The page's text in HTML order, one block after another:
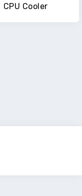
CPU Cooler